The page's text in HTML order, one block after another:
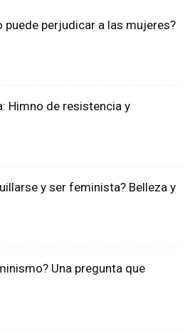
perjudicar a las mujeres?
Himno de resistencia y
y ser feminista? Belleza y
Una pregunta que